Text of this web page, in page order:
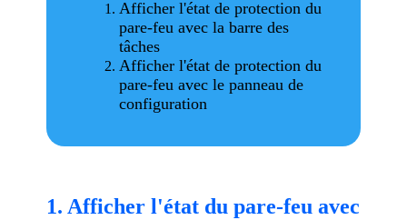
Afficher l'état de protection du
pare-feu avec la barre des
tâches
Afficher l'état de protection du
pare-feu avec le panneau de
configuration
1. Afficher l'état du pare-feu avec